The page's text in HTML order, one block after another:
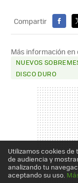
Compartir
X
Más información en
NUEVOS
DISCO DURO
Utilizamos cookies
de audiencia y
analizando tu
aceptando su uso.